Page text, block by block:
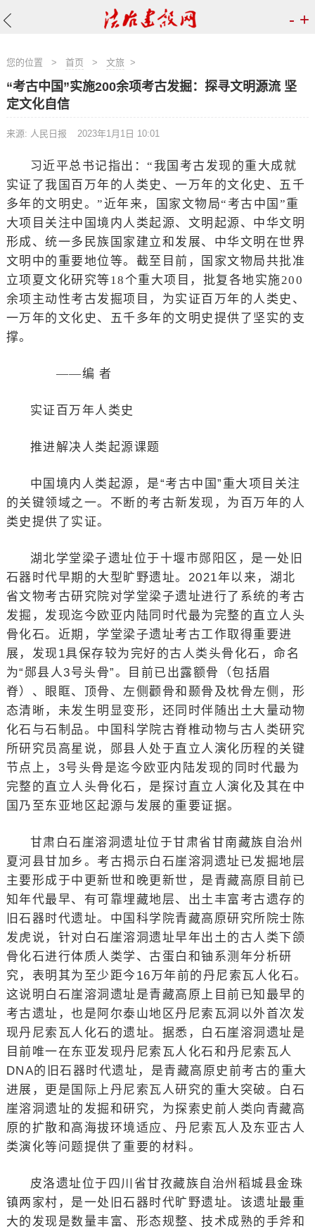
- +
您的位置 > 首页 > 文旅>
“考古中国”实施200余项考古发掘：探寻文明源流 坚
定文化自信
来源: 人民日报 2023年1月1日 10:01
习近平总书记指出：“我国考古发现的重大成就
实证了我国百万年的人类史、一万年的文化史、五千
多年的文明史。”近年来，国家文物局“考古中国”重
大项目关注中国境内人类起源、文明起源、中华文明
形成、统一多民族国家建立和发展、中华文明在世界
文明中的重要地位等。截至目前，国家文物局共批准
立项夏文化研究等18个重大项目，批复各地实施200
余项主动性考古发掘项目，为实证百万年的人类史、
一万年的文化史、五千多年的文明史提供了坚实的支
撑。
——编 者
实证百万年人类史
推进解决人类起源课题
中国境内人类起源，是“考古中国”重大项目关注
的关键领域之一。不断的考古新发现，为百万年的人
类史提供了实证。
湖北学堂梁子遗址位于十堰市郧阳区，是一处旧
石器时代早期的大型旷野遗址。2021年以来，湖北
省文物考古研究院对学堂梁子遗址进行了系统的考古
发掘，发现迄今欧亚内陆同时代最为完整的直立人头
骨化石。近期，学堂梁子遗址考古工作取得重要进
展，发现1具保存较为完好的古人类头骨化石，命名
为“郧县人3号头骨”。目前已出露额骨（包括眉
脊）、眼眶、顶骨、左侧颧骨和颞骨及枕骨左侧，形
态清晰，未发生明显变形，还同时伴随出土大量动物
化石与石制品。中国科学院古脊椎动物与古人类研究
所研究员高星说，郧县人处于直立人演化历程的关键
节点上，3号头骨是迄今欧亚内陆发现的同时代最为
完整的直立人头骨化石，是探讨直立人演化及其在中
国乃至东亚地区起源与发展的重要证据。
甘肃白石崖溶洞遗址位于甘肃省甘南藏族自治州
夏河县甘加乡。考古揭示白石崖溶洞遗址已发掘地层
主要形成于中更新世和晚更新世，是青藏高原目前已
知年代最早、有可靠埋藏地层、出土丰富考古遗存的
旧石器时代遗址。中国科学院青藏高原研究所院士陈
发虎说，针对白石崖溶洞遗址早年出土的古人类下颌
骨化石进行体质人类学、古蛋白和铀系测年分析研
究，表明其为至少距今16万年前的丹尼索瓦人化石。
这说明白石崖溶洞遗址是青藏高原上目前已知最早的
考古遗址，也是阿尔泰山地区丹尼索瓦洞以外首次发
现丹尼索瓦人化石的遗址。据悉，白石崖溶洞遗址是
目前唯一在东亚发现丹尼索瓦人化石和丹尼索瓦人
DNA的旧石器时代遗址，是青藏高原史前考古的重大
进展，更是国际上丹尼索瓦人研究的重大突破。白石
崖溶洞遗址的发掘和研究，为探索史前人类向青藏高
原的扩散和高海拔环境适应、丹尼索瓦人及东亚古人
类演化等问题提供了重要的材料。
皮洛遗址位于四川省甘孜藏族自治州稻城县金珠
镇两家村，是一处旧石器时代旷野遗址。该遗址最重
大的发现是数量丰富、形态规整、技术成熟的手斧和